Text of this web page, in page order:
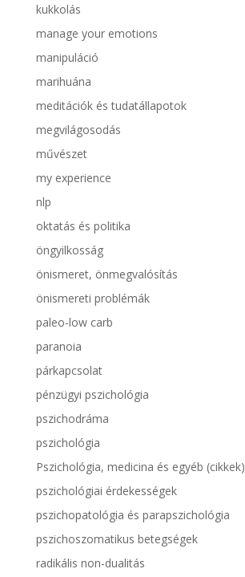
kukkolás
manage your emotions
manipuláció
marihuána
meditációk és tudatállapotok
megvilágosodás
művészet
my experience
nlp
oktatás és politika
öngyilkosság
önismeret, önmegvalósítás
önismereti problémák
paleo-low carb
paranoia
párkapcsolat
pénzügyi pszichológia
pszichodráma
pszichológia
Pszichológia, medicina és egyéb (cikkek)
pszichológiai érdekességek
pszichopatológia és parapszichológia
pszichoszomatikus betegségek
radikális non-dualitás